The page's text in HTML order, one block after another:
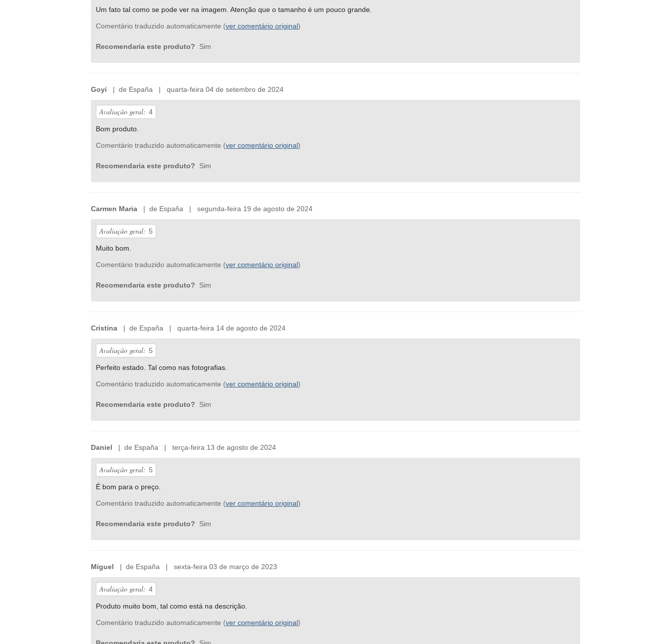
Um fato tal como se pode ver na imagem. Atenção que o tamanho é um pouco grande.
Comentário traduzido automaticamente (ver comentário original)
Recomendaria este produto? Sim
Goyi | de España | quarta-feira 04 de setembro de 2024
Avaliação geral: 4
Bom produto.
Comentário traduzido automaticamente (ver comentário original)
Recomendaria este produto? Sim
Carmen Maria | de España | segunda-feira 19 de agosto de 2024
Avaliação geral: 5
Muito bom.
Comentário traduzido automaticamente (ver comentário original)
Recomendaria este produto? Sim
Cristina | de España | quarta-feira 14 de agosto de 2024
Avaliação geral: 5
Perfeito estado. Tal como nas fotografias.
Comentário traduzido automaticamente (ver comentário original)
Recomendaria este produto? Sim
Daniel | de España | terça-feira 13 de agosto de 2024
Avaliação geral: 5
É bom para o preço.
Comentário traduzido automaticamente (ver comentário original)
Recomendaria este produto? Sim
Miguel | de España | sexta-feira 03 de março de 2023
Avaliação geral: 4
Produto muito bom, tal como está na descrição.
Comentário traduzido automaticamente (ver comentário original)